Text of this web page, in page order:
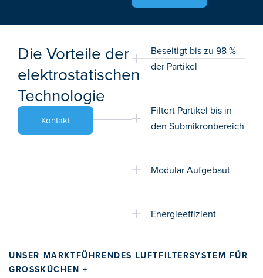
Die Vorteile der
elektrostatischen
Technologie
Kontakt
Beseitigt bis zu 98 %
der Partikel
Filtert Partikel bis in
den Submikronbereich
Modular Aufgebaut
Energieeffizient
UNSER MARKTFÜHRENDES LUFTFILTERSYSTEM FÜR
GROSSKÜCHEN +